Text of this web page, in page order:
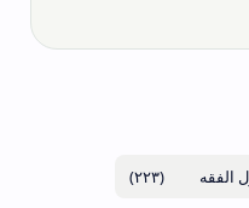
(٢٢٣)